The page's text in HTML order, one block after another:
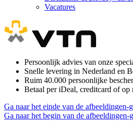
Vacatures
Persoonlijk advies van onze
Snelle levering in Nederland en
Ruim 40.000 persoonlijke
Betaal per iDeal, creditcard of op
Ga naar het einde van de afbeeldingen-
Ga naar het begin van de afbeeldingen-